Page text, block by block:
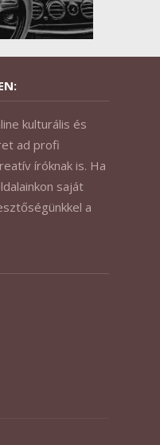
kulturális és
ad profi
íróknak is. Ha
saját
a